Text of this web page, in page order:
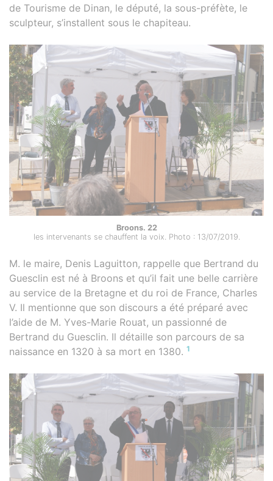
de Tourisme de Dinan, le député, la sous-préfète, le
sculpteur, s’installent sous le chapiteau.
Broons. 22
les intervenants se chauffent la voix. Photo : 13/07/2019.
M. le maire, Denis Laguitton, rappelle que Bertrand du
Guesclin est né à Broons et qu’il fait une belle carrière
au service de la Bretagne et du roi de France, Charles
V. Il mentionne que son discours a été préparé avec
l’aide de M. Yves-Marie Rouat, un passionné de
Bertrand du Guesclin. Il détaille son parcours de sa
naissance en 1320 à sa mort en 1380. 1